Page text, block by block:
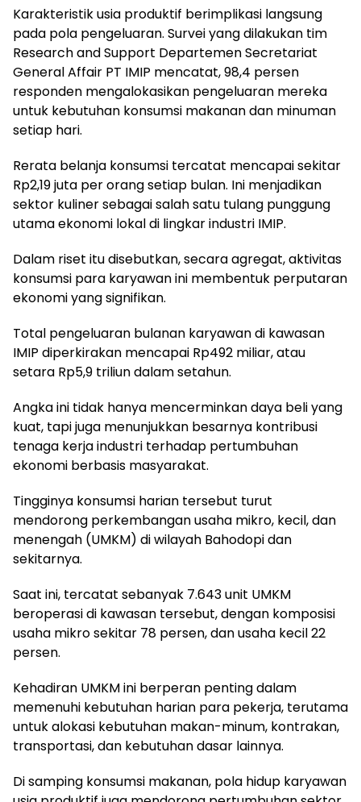
Karakteristik usia produktif berimplikasi langsung
pada pola pengeluaran. Survei yang dilakukan tim
Research and Support Departemen Secretariat
General Affair PT IMIP mencatat, 98,4 persen
responden mengalokasikan pengeluaran mereka
untuk kebutuhan konsumsi makanan dan minuman
setiap hari.
Rerata belanja konsumsi tercatat mencapai sekitar
Rp2,19 juta per orang setiap bulan. Ini menjadikan
sektor kuliner sebagai salah satu tulang punggung
utama ekonomi lokal di lingkar industri IMIP.
Dalam riset itu disebutkan, secara agregat, aktivitas
konsumsi para karyawan ini membentuk perputaran
ekonomi yang signifikan.
Total pengeluaran bulanan karyawan di kawasan
IMIP diperkirakan mencapai Rp492 miliar, atau
setara Rp5,9 triliun dalam setahun.
Angka ini tidak hanya mencerminkan daya beli yang
kuat, tapi juga menunjukkan besarnya kontribusi
tenaga kerja industri terhadap pertumbuhan
ekonomi berbasis masyarakat.
Tingginya konsumsi harian tersebut turut
mendorong perkembangan usaha mikro, kecil, dan
menengah (UMKM) di wilayah Bahodopi dan
sekitarnya.
Saat ini, tercatat sebanyak 7.643 unit UMKM
beroperasi di kawasan tersebut, dengan komposisi
usaha mikro sekitar 78 persen, dan usaha kecil 22
persen.
Kehadiran UMKM ini berperan penting dalam
memenuhi kebutuhan harian para pekerja, terutama
untuk alokasi kebutuhan makan-minum, kontrakan,
transportasi, dan kebutuhan dasar lainnya.
Di samping konsumsi makanan, pola hidup karyawan